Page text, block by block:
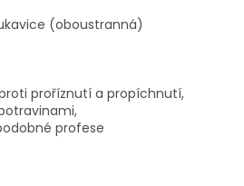
(oboustranná)
proříznutí a propíchnutí,
profese